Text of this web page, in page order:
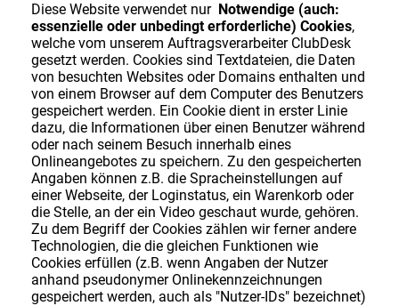
Diese Website verwendet nur Notwendige (auch:
essenzielle oder unbedingt erforderliche) Cookies,
welche vom unserem Auftragsverarbeiter ClubDesk
gesetzt werden. Cookies sind Textdateien, die Daten
von besuchten Websites oder Domains enthalten und
von einem Browser auf dem Computer des Benutzers
gespeichert werden. Ein Cookie dient in erster Linie
dazu, die Informationen über einen Benutzer während
oder nach seinem Besuch innerhalb eines
Onlineangebotes zu speichern. Zu den gespeicherten
Angaben können z.B. die Spracheinstellungen auf
einer Webseite, der Loginstatus, ein Warenkorb oder
die Stelle, an der ein Video geschaut wurde, gehören.
Zu dem Begriff der Cookies zählen wir ferner andere
Technologien, die die gleichen Funktionen wie
Cookies erfüllen (z.B. wenn Angaben der Nutzer
anhand pseudonymer Onlinekennzeichnungen
gespeichert werden, auch als "Nutzer-IDs" bezeichnet)